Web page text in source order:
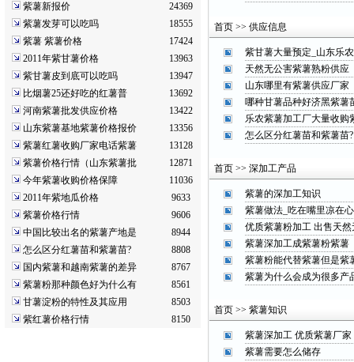
紫薯新报价
24369
紫薯发芽可以吃吗
18555
紫薯 紫薯价格
17424
2011年紫甘薯价格
13963
紫甘薯皮到底可以吃吗
13947
比烟薯25还好吃的红薯普
13692
河南紫薯批发供应价格
13422
山东紫薯基地紫薯价格报价
13356
紫薯红薯收购厂家电话紫薯
13128
紫薯价格行情（山东紫薯批
12871
今年紫薯收购价格保障
11036
2011年紫地瓜价格
9633
紫薯价格行情
9606
中国比较出名的紫薯产地是
8944
怎么区分红薯苗和紫薯苗?
8808
国内紫薯和越南紫薯的差异
8767
紫薯粉那种颜色好为什么有
8561
甘薯淀粉的特性及其应用
8503
紫红薯价格行情
8150
首页 >> 供应信息
紫甘薯大量预定_山东乐
天然无公害紫薯熟粉供应
山东哪里有紫薯供应厂家
哪种甘薯品种好济黑紫薯
乐农紫薯加工厂大量收购
怎么区分红薯苗和紫薯苗?
首页 >> 深加工产品
紫薯的深加工知识
紫薯做法_吃在嘴里凉在
优质紫薯粉加工 出售天
紫薯深加工成紫薯粉紫薯
紫薯粉能代替紫薯但是紫
紫薯为什么会成为很多产
首页 >> 紫薯知识
紫薯深加工 优质紫薯厂家
紫薯需要怎么储存